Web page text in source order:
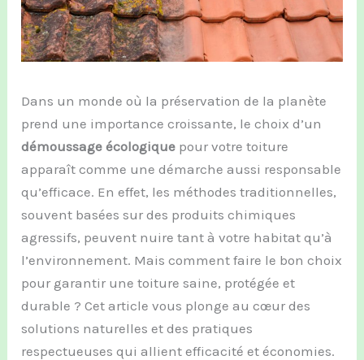
Dans un monde où la préservation de la planète
prend une importance croissante, le choix d’un
démoussage écologique pour votre toiture
apparaît comme une démarche aussi responsable
qu’efficace. En effet, les méthodes traditionnelles,
souvent basées sur des produits chimiques
agressifs, peuvent nuire tant à votre habitat qu’à
l’environnement. Mais comment faire le bon choix
pour garantir une toiture saine, protégée et
durable ? Cet article vous plonge au cœur des
solutions naturelles et des pratiques
respectueuses qui allient efficacité et économies.